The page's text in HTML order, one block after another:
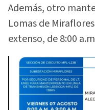
Además, otro
Lomas de
extenso, de 8:00